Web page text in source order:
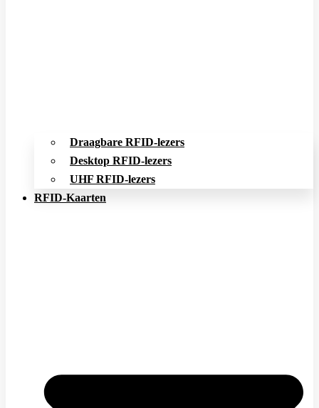
Draagbare RFID-lezers
Desktop RFID-lezers
UHF RFID-lezers
RFID-Kaarten